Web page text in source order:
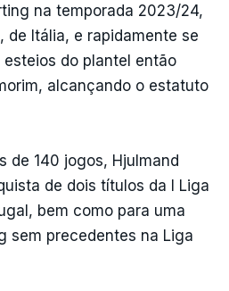
na temporada 2023/24,
de Itália, e rapidamente se
do plantel então
alcançando o estatuto
de 140 jogos, Hjulmand
de dois títulos da I Liga
bem como para uma
sem precedentes na Liga